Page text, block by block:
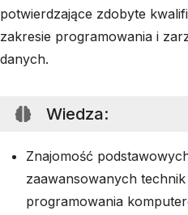
potwierdzające zdobyte
zakresie programowania i
danych.
Wiedza:
Znajomość
zaawansowanych technik
programowania